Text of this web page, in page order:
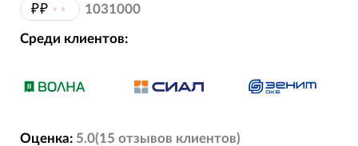
₽₽ •• 1031000
Среди клиентов:
Оценка: 5.0(15 отзывов клиентов)